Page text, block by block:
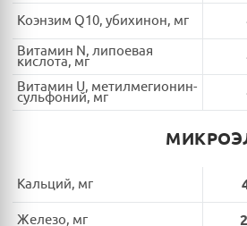
Коэнзим Q10, убихинон, мг
Витамин N, липоевая
кислота, мг
Витамин U, метилмегионин-
сульфоний, мг
Кальций, мг
Железо, мг